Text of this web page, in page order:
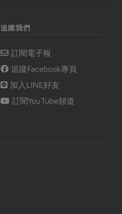
追蹤我們
訂閱電子報
追蹤Facebook專頁
加入LINE好友
訂閱YouTube頻道